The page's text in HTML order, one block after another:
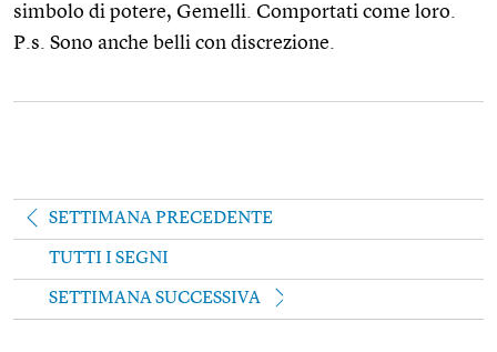
simbolo di potere, Gemelli. Comportati come loro.
P.s. Sono anche belli con discrezione.
SETTIMANA PRECEDENTE
TUTTI I SEGNI
SETTIMANA SUCCESSIVA